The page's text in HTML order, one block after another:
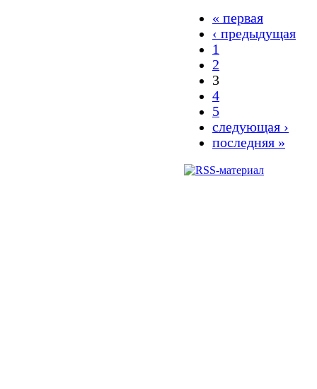
« первая
‹ предыдущая
1
2
3
4
5
следующая ›
последняя »